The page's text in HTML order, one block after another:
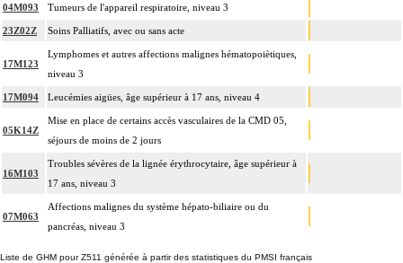
04M093 Tumeurs de l'appareil respiratoire, niveau 3
23Z02Z Soins Palliatifs, avec ou sans acte
17M123
Lymphomes et autres affections malignes hématopoiètiques,
niveau 3
17M094 Leucémies aigües, âge supérieur à 17 ans, niveau 4
05K14Z
Mise en place de certains accès vasculaires de la CMD 05,
séjours de moins de 2 jours
16M103
Troubles sévères de la lignée érythrocytaire, âge supérieur à
17 ans, niveau 3
07M063
Affections malignes du système hépato-biliaire ou du
pancréas, niveau 3
Liste de GHM pour Z511 générée à partir des statistiques du PMSI français